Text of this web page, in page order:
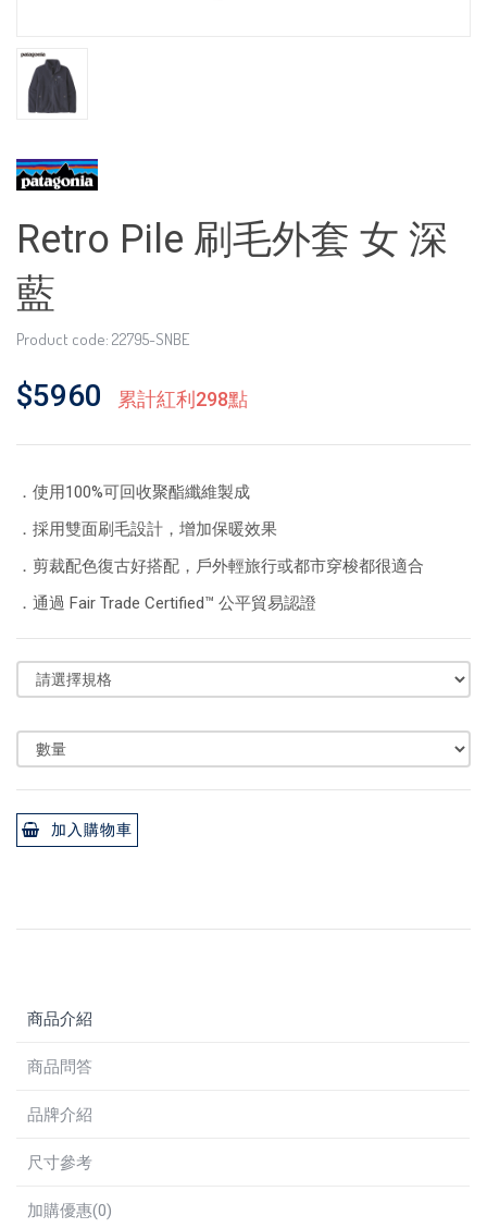
Retro Pile 刷毛外套 女 深
藍
Product code: 22795-SNBE
$5960 累計紅利298點
．使用100%可回收聚酯纖維製成
．採用雙面刷毛設計，增加保暖效果
．剪裁配色復古好搭配，戶外輕旅行或都市穿梭都很適合
．通過 Fair Trade Certified™ 公平貿易認證
加入購物車
商品介紹
商品問答
品牌介紹
尺寸參考
加購優惠(0)